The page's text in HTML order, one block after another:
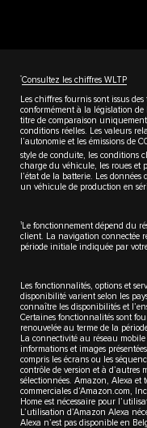
††Consultez les chiffres WLTP
Les chiffres fournis sont issus
conformément à la législation de
titre de comparaison
conditions réelles. Les valeurs
l’autonomie et les émissions de
style de conduite, les conditions
charge du véhicule, les roues et
l’état de la batterie. Les
un véhicule de production en
1
Le fonctionnement dépend du
client. La navigation connectée
période initiale indiquée par
Les fonctionnalités, options et
disponibilité varient selon les
connaître les disponibilités et
Certaines fonctionnalités sont
renouvelée au terme de la
La connectivité au réseau
informations et images
compris les écrans ou les
contrôle de version et à d’autres
sélectionnées. Amazon, Alexa et
commerciales d’Amazon.com,
Home est nécessaire pour
L’utilisation d’Amazon Alexa
Alexa n’est pas disponible en